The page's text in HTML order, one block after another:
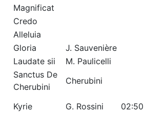
Magnificat
Credo
Alleluia
Gloria
J. Sauvenière
Laudate sii
M. Paulicelli
Sanctus De
Cherubini
Cherubini
Kyrie G. Rossini 02:50